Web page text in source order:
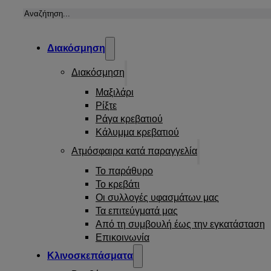
Αναζήτηση
Διακόσμηση
Διακόσμηση
Μαξιλάρι
Ρίξτε
Ράγα κρεβατιού
Κάλυμμα κρεβατιού
Ατμόσφαιρα κατά παραγγελία
Το παράθυρο
Το κρεβάτι
Οι συλλογές υφασμάτων μας
Τα επιτεύγματά μας
Από τη συμβουλή έως την εγκατάσταση
Επικοινωνία
Κλινοσκεπάσματα